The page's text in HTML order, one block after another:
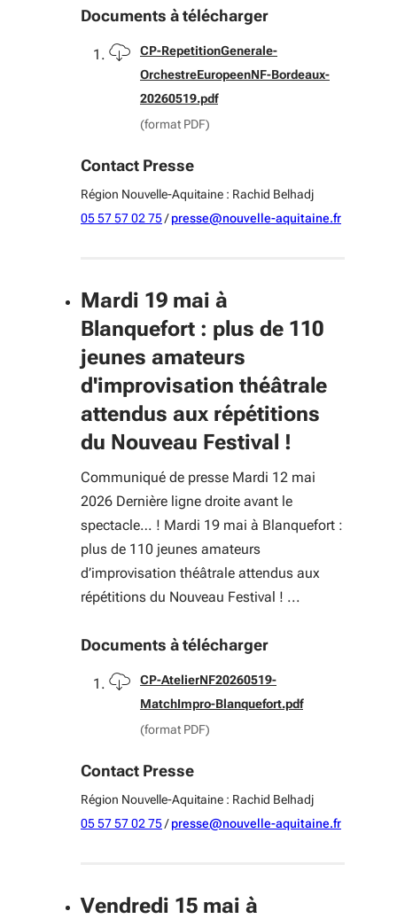
Documents à télécharger
Télécharger
CP-RepetitionGenerale-
OrchestreEuropeenNF-Bordeaux-
20260519.pdf
(format PDF)
Contact Presse
Région Nouvelle-Aquitaine : Rachid Belhadj
05 57 57 02 75/presse@nouvelle-aquitaine.fr
Mardi 19 mai à
Blanquefort : plus de 110
jeunes amateurs
d'improvisation théâtrale
attendus aux répétitions
du Nouveau Festival !
Communiqué de presse Mardi 12 mai
2026 Dernière ligne droite avant le
spectacle… ! Mardi 19 mai à Blanquefort :
plus de 110 jeunes amateurs
d’improvisation théâtrale attendus aux
répétitions du Nouveau Festival ! ...
Documents à télécharger
Télécharger
CP-AtelierNF20260519-
MatchImpro-Blanquefort.pdf
(format PDF)
Contact Presse
Région Nouvelle-Aquitaine : Rachid Belhadj
05 57 57 02 75/presse@nouvelle-aquitaine.fr
Vendredi 15 mai à